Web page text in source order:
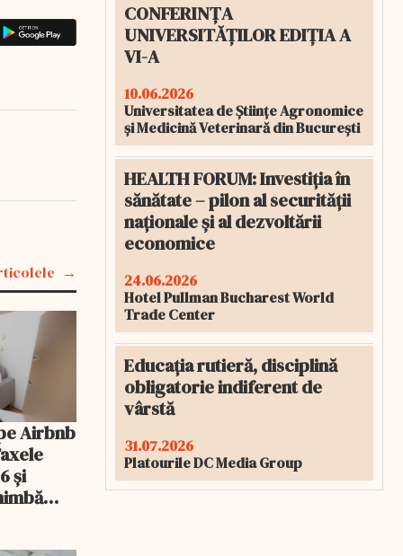
Airbnb
și
CONFERINȚA
UNIVERSITĂȚILOR EDIȚIA A
VI-A
10.06.2026
Universitatea de Științe Agronomice
și Medicină Veterinară din București
HEALTH FORUM: Investiția în
sănătate – pilon al securității
naționale și al dezvoltării
economice
24.06.2026
Hotel Pullman Bucharest World
Trade Center
Educația rutieră, disciplină
obligatorie indiferent de
vârstă
31.07.2026
Platourile DC Media Group